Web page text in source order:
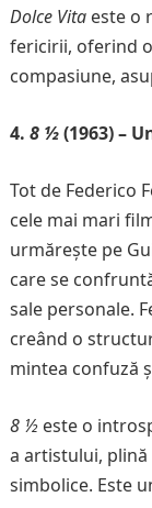
Dolce Vitaeste o
fericirii, oferind
compasiune,
4. 8 ½(1963) –
Tot de Federico
cele mai mari
urmărește pe
care se
sale personale.
creând o
mintea confuză
8 ½este o
a artistului,
simbolice. Este